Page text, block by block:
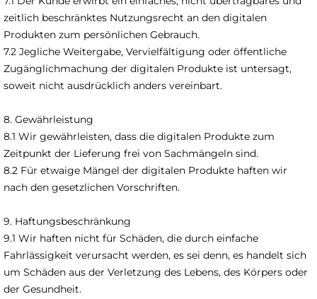
zeitlich beschränktes Nutzungsrecht an den digitalen
Produkten zum persönlichen Gebrauch.
7.2 Jegliche Weitergabe, Vervielfältigung oder öffentliche
Zugänglichmachung der digitalen Produkte ist untersagt,
soweit nicht ausdrücklich anders vereinbart.
8. Gewährleistung
8.1 Wir gewährleisten, dass die digitalen Produkte zum
Zeitpunkt der Lieferung frei von Sachmängeln sind.
8.2 Für etwaige Mängel der digitalen Produkte haften wir
nach den gesetzlichen Vorschriften.
9. Haftungsbeschränkung
9.1 Wir haften nicht für Schäden, die durch einfache
Fahrlässigkeit verursacht werden, es sei denn, es handelt sich
um Schäden aus der Verletzung des Lebens, des Körpers oder
der Gesundheit.